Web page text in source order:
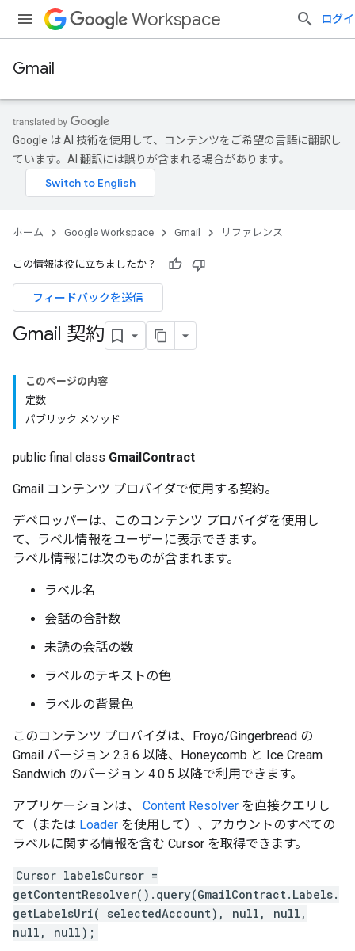
Workspace ログ
Gmail
Google は AI 技術を使用して、コンテンツをご希望の言語に翻訳し
ています。AI 翻訳には誤りが含まれる場合があります。
ホーム Google Workspace Gmail リファレンス
この情報は役に立ちましたか？
フィードバックを送信
Gmail 契約
このページの内容
定数
パブリック メソッド
public final class GmailContract
Gmail コンテンツ プロバイダで使用する契約。
デベロッパーは、このコンテンツ プロバイダを使用し
て、ラベル情報をユーザーに表示できます。
ラベル情報には次のものが含まれます。
ラベル名
会話の合計数
未読の会話の数
ラベルのテキストの色
ラベルの背景色
このコンテンツ プロバイダは、Froyo/Gingerbread の
Gmail バージョン 2.3.6 以降、Honeycomb と Ice Cream
Sandwich のバージョン 4.0.5 以降で利用できます。
アプリケーションは、 Content Resolver を直接クエリし
て（または Loader を使用して）、アカウントのすべての
ラベルに関する情報を含む Cursor を取得できます。
Cursor labelsCursor =
getContentResolver().query(GmailContract.Labels.
getLabelsUri( selectedAccount), null, null,
null, null);